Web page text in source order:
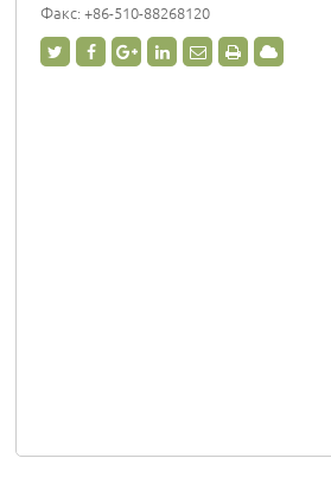
Факс: +86-510-88268120